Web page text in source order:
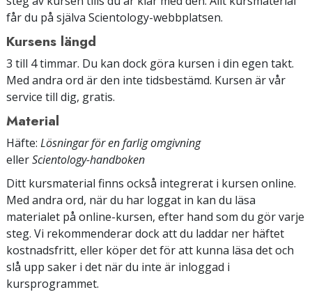
får du på själva Scientology-webbplatsen.
Kursens längd
3 till 4 timmar. Du kan dock göra kursen i din egen takt.
Med andra ord är den inte tidsbestämd. Kursen är vår
service till dig, gratis.
Material
Häfte: Lösningar för en farlig omgivning
ellerScientology-handboken
Ditt kursmaterial finns också integrerat i kursen online.
Med andra ord, när du har loggat in kan du läsa
materialet på online-kursen, efter hand som du gör varje
steg. Vi rekommenderar dock att du laddar ner häftet
kostnadsfritt, eller köper det för att kunna läsa det och
slå upp saker i det när du inte är inloggad i
kursprogrammet.